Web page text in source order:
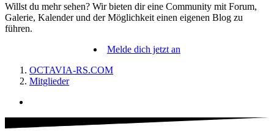
Willst du mehr sehen? Wir bieten dir eine Community mit Forum,
Galerie, Kalender und der Möglichkeit einen eigenen Blog zu
führen.
Melde dich jetzt an
OCTAVIA-RS.COM
Mitglieder